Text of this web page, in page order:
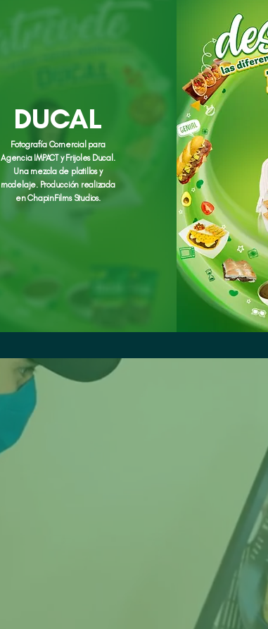
DUCAL
Fotografía Comercial para
Agencia IMPACT y Frijoles Ducal.
Una mezcla de platillos y
modelaje. Producción realizada
en ChapinFilms Studios.